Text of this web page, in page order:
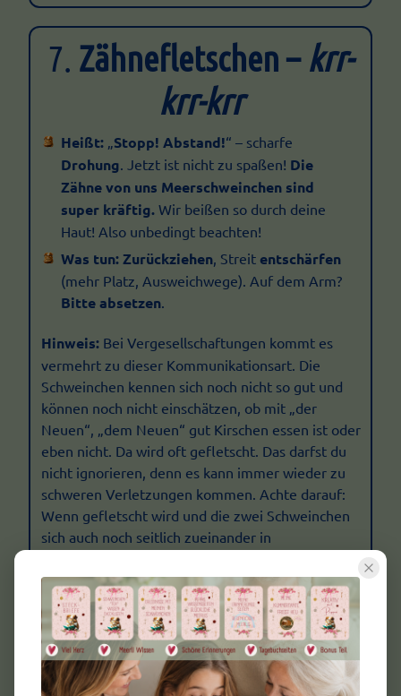
7. Zähnefletschen –krr-
krr-krr
Heißt:„Stopp! Abstand!“ – scharfe
Drohung. Jetzt ist nicht zu spaßen! Die
Zähne von uns Meerschweinchen sind
super kräftig. Wir beißen so durch deine
Haut! Also unbedingt beachten!
Was tun: Zurückziehen, Streit entschärfen
(mehr Platz, Ausweichwege). Auf dem Arm?
Bitte absetzen.
Hinweis: Bei Vergesellschaftungen kommt es
vermehrt zu dieser Kommunikationsart. Die
Schweinchen kennen sich noch nicht so gut und
können noch nicht einschätzen, ob mit „der
Neuen“, „dem Neuen“ gut Kirschen essen ist oder
eben nicht. Da wird oft gefletscht. Das darfst du
nicht ignorieren, denn es kann immer wieder zu
schweren Verletzungen kommen. Achte darauf:
Wenn gefletscht wird und die zwei Schweinchen
sich auch noch seitlich zueinander in
bevor. NICHT DAZWISCHEN GREIFEN –
GEFÄHRLICH!!